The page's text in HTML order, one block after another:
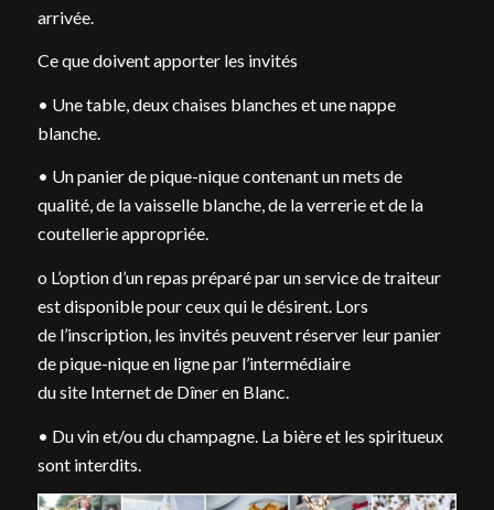
arrivée.
Ce que doivent apporter les invités
• Une table, deux chaises blanches et une nappe
blanche.
• Un panier de pique-nique contenant un mets de
qualité, de la vaisselle blanche, de la verrerie et de la
coutellerie appropriée.
o L’option d’un repas préparé par un service de traiteur
est disponible pour ceux qui le désirent. Lors
de l’inscription, les invités peuvent réserver leur panier
de pique-nique en ligne par l’intermédiaire
du site Internet de Dîner en Blanc.
• Du vin et/ou du champagne. La bière et les spiritueux
sont interdits.